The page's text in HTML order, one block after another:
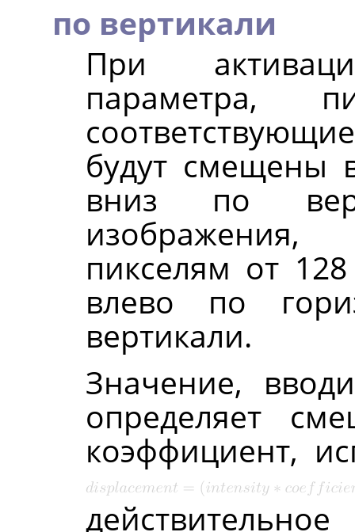
по вертикали
При
параметра,
будут смещены
вниз по
пикселям от
влево по
вертикали.
Значение,
определяет
коэффициент,